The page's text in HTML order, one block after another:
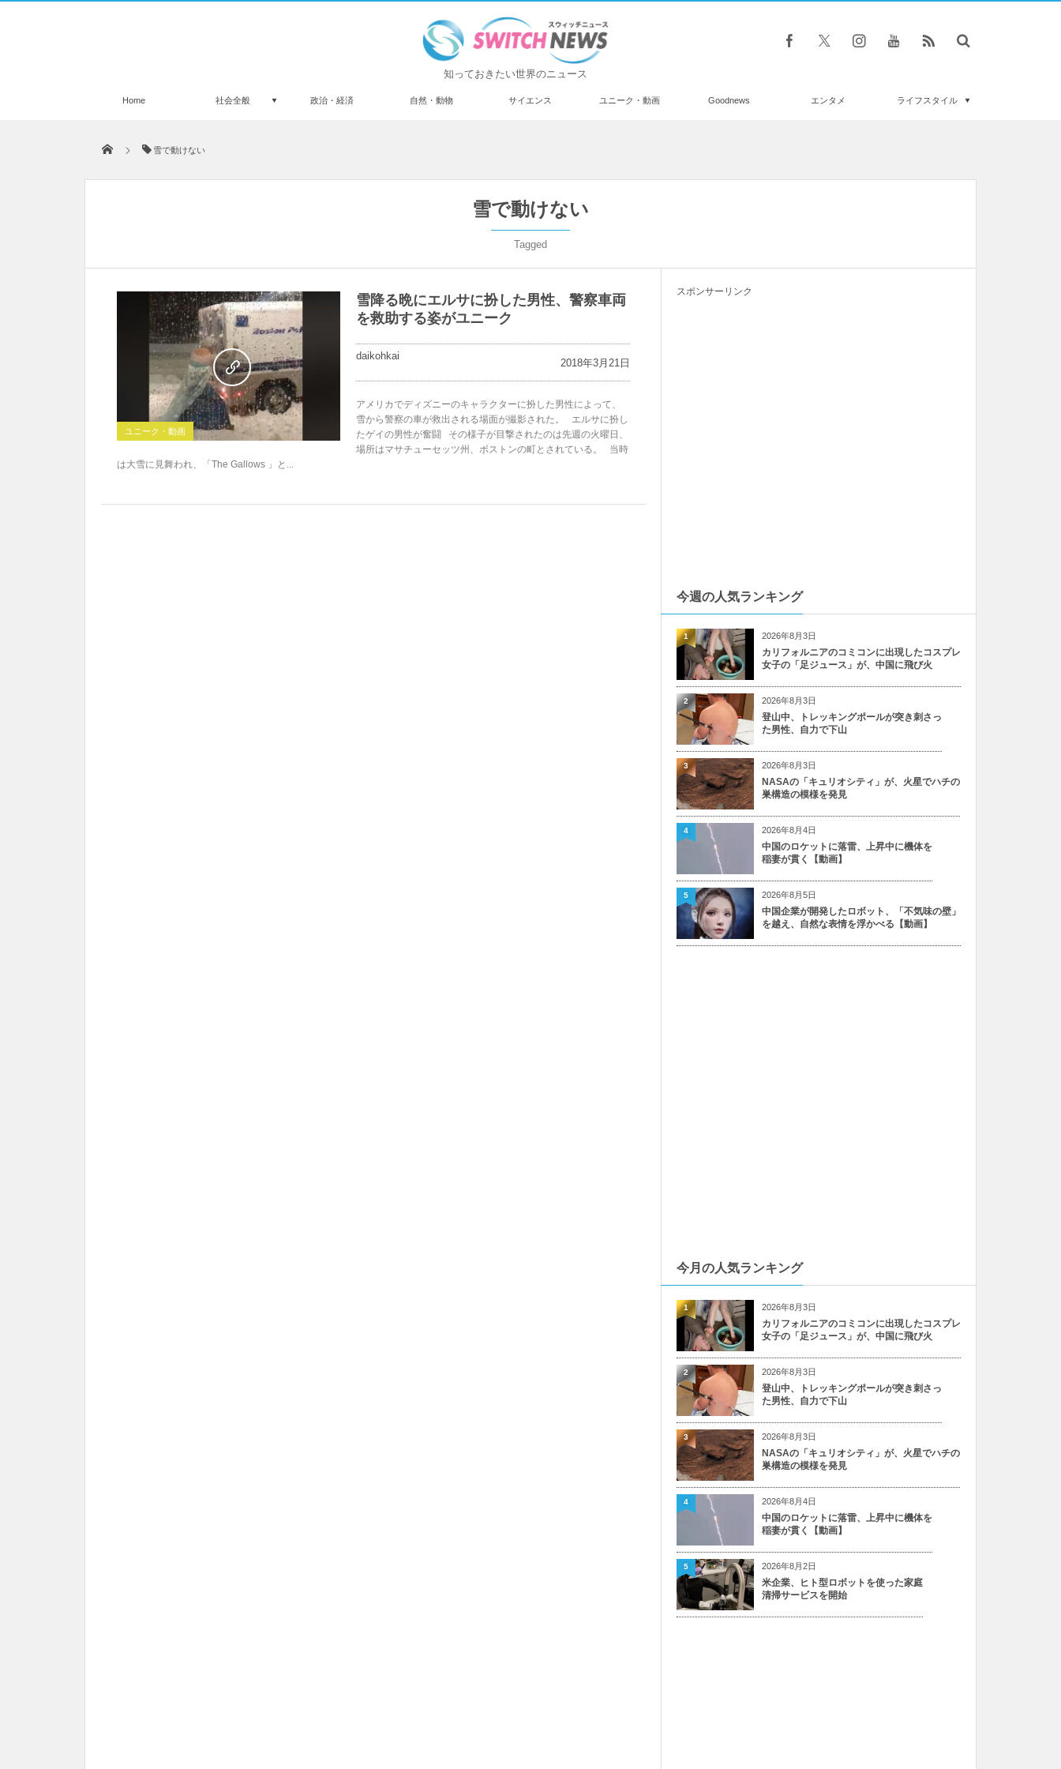
知っておきたい世界のニュース
Home 社会全般 政治・経済 自然・動物 サイエンス ユニーク・動画 Goodnews エンタメ ライフスタイル
雪で動けない
雪で動けない
Tagged
ユニーク・動画
雪降る晩にエルサに扮した男性、警察車両
を救助する姿がユニーク
daikohkai
2018年3月21日
アメリカでディズニーのキャラクターに扮した男性によって、
雪から警察の車が救出される場面が撮影された。 エルサに扮し
たゲイの男性が奮闘 その様子が目撃されたのは先週の火曜日、
場所はマサチューセッツ州、ボストンの町とされている。 当時
は大雪に見舞われ、「The Gallows 」と...
スポンサーリンク
今週の人気ランキング
2026年8月3日
カリフォルニアのコミコンに出現したコスプレ
女子の「足ジュース」が、中国に飛び火
1
2026年8月3日
登山中、トレッキングポールが突き刺さっ
た男性、自力で下山
2
2026年8月3日
NASAの「キュリオシティ」が、火星でハチの
巣構造の模様を発見
3
2026年8月4日
中国のロケットに落雷、上昇中に機体を
稲妻が貫く【動画】
4
2026年8月5日
中国企業が開発したロボット、「不気味の壁」
を越え、自然な表情を浮かべる【動画】
5
今月の人気ランキング
2026年8月3日
カリフォルニアのコミコンに出現したコスプレ
女子の「足ジュース」が、中国に飛び火
1
2026年8月3日
登山中、トレッキングポールが突き刺さっ
た男性、自力で下山
2
2026年8月3日
NASAの「キュリオシティ」が、火星でハチの
巣構造の模様を発見
3
2026年8月4日
中国のロケットに落雷、上昇中に機体を
稲妻が貫く【動画】
4
2026年8月2日
米企業、ヒト型ロボットを使った家庭
清掃サービスを開始
5